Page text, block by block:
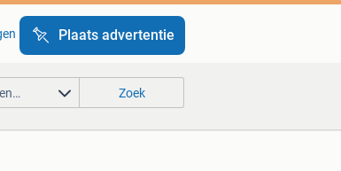
Plaats advertentie
Zoek